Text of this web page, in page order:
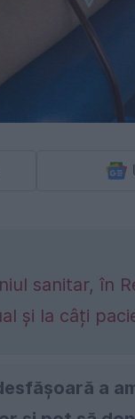
sanitar, în
și la câți
a